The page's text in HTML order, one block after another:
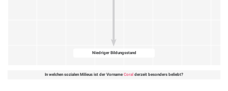
Niedriger Bildungsstand
In welchen sozialen Milieus ist der Vorname Coral derzeit besonders beliebt?